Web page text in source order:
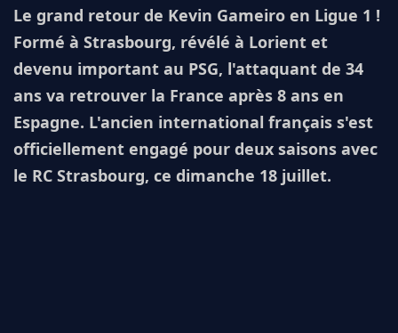
Le grand retour de Kevin Gameiro en Ligue 1 !
Formé à Strasbourg, révélé à Lorient et
devenu important au PSG, l'attaquant de 34
ans va retrouver la France après 8 ans en
Espagne. L'ancien international français s'est
officiellement engagé pour deux saisons avec
le RC Strasbourg, ce dimanche 18 juillet.